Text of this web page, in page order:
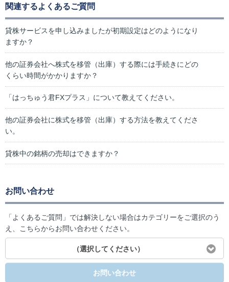
関連するよくあるご質問
貸株サービスを申し込みましたが初期設定はどのようになり
ますか？
他の証券会社へ株式を移管（出庫）する際には手続きにどの
くらい時間がかかりますか？
「はっちゅう君FXプラス」について教えてください。
他の証券会社に株式を移管（出庫）する方法を教えてくださ
い。
貸株中の銘柄の売却はできますか？
お問い合わせ
「よくあるご質問」では解決しない場合はカテゴリーをご選択のう
え、こちらからお問い合わせください。
（選択してください）
お問い合わせ